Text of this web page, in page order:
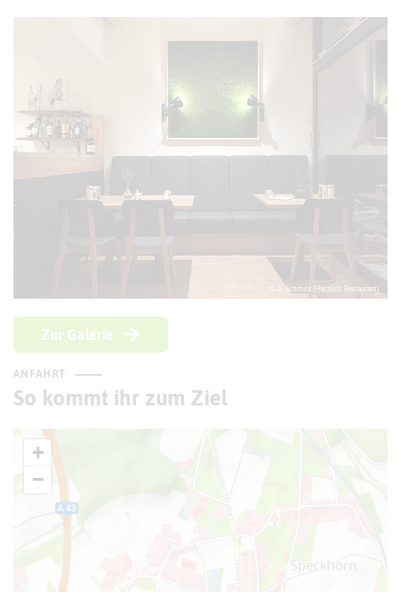
© A. Schmitz (Herzlich Restaurant)
Zur Galerie
ANFAHRT
So kommt ihr zum Ziel
+
−